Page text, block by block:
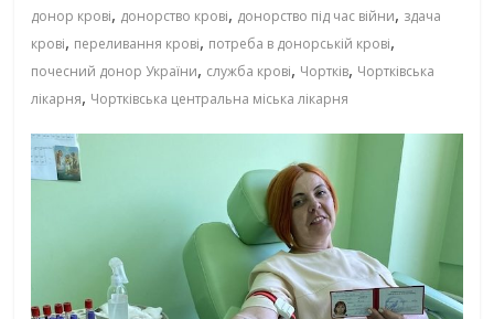
донор крові, донорство крові, донорство під час війни, здача
крові, переливання крові, потреба в донорській крові,
почесний донор України, служба крові, Чортків, Чортківська
лікарня, Чортківська центральна міська лікарня